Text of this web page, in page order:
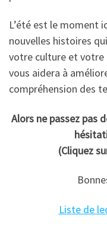
L’été est le moment
nouvelles histoires
votre culture et votre
vous aidera à
compréhension des
Alors ne passez pas
(Cliquez
Liste de